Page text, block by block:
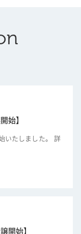
始】
いたしました。 詳
開始】